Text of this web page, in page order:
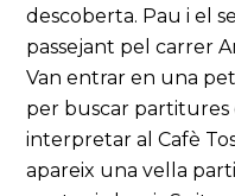
descoberta. Pau i el
passejant pel carrer
Van entrar en una
per buscar partitures
interpretar al Cafè
apareix una vella